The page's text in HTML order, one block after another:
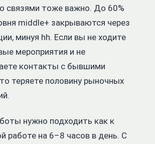
связями тоже важно. До 60%
middle+ закрываются через
минуя hh. Если вы не ходите
мероприятия и не
контакты с бывшими
теряете половину рыночных
нужно подходить как к
работе на 6–8 часов в день. С